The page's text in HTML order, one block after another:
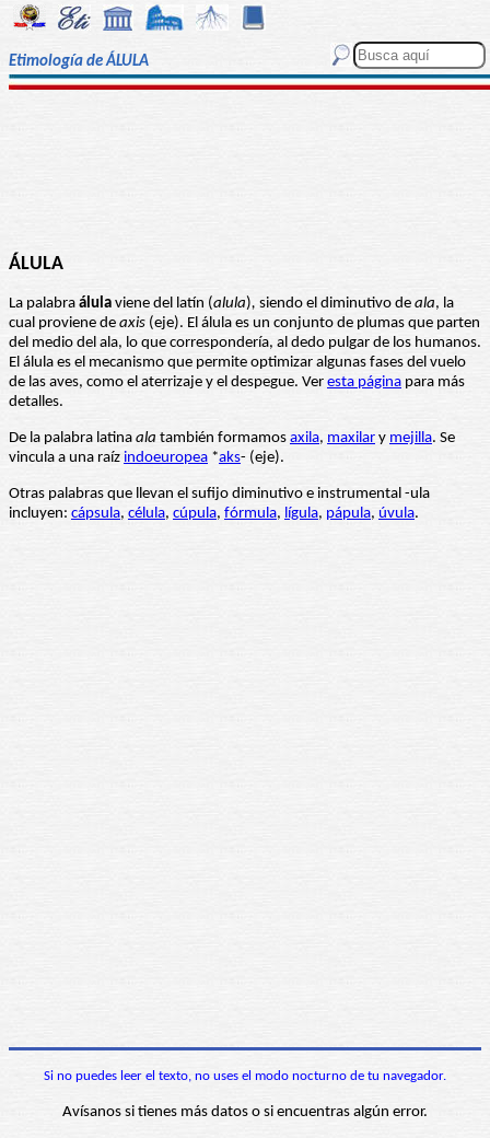
Etimología de ÁLULA
ÁLULA
La palabra álula viene del latín (alula), siendo el diminutivo de ala, la
cual proviene de axis (eje). El álula es un conjunto de plumas que parten
del medio del ala, lo que correspondería, al dedo pulgar de los humanos.
El álula es el mecanismo que permite optimizar algunas fases del vuelo
de las aves, como el aterrizaje y el despegue. Ver esta página para más
detalles.
De la palabra latina ala también formamos axila, maxilar y mejilla. Se
vincula a una raíz indoeuropea *aks- (eje).
Otras palabras que llevan el sufijo diminutivo e instrumental -ula
incluyen: cápsula, célula, cúpula, fórmula, lígula, pápula, úvula.
Si no puedes leer el texto, no uses el modo nocturno de tu navegador.
Avísanos si tienes más datos o si encuentras algún error.